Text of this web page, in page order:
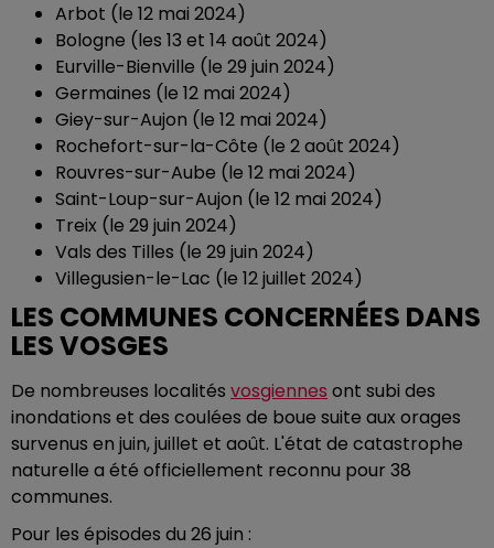
Arbot (le 12 mai 2024)
Bologne (les 13 et 14 août 2024)
Eurville-Bienville (le 29 juin 2024)
Germaines (le 12 mai 2024)
Giey-sur-Aujon (le 12 mai 2024)
Rochefort-sur-la-Côte (le 2 août 2024)
Rouvres-sur-Aube (le 12 mai 2024)
Saint-Loup-sur-Aujon (le 12 mai 2024)
Treix (le 29 juin 2024)
Vals des Tilles (le 29 juin 2024)
Villegusien-le-Lac (le 12 juillet 2024)
LES COMMUNES CONCERNÉES DANS
LES VOSGES
De nombreuses localités vosgiennes ont subi des
inondations et des coulées de boue suite aux orages
survenus en juin, juillet et août. L'état de catastrophe
naturelle a été officiellement reconnu pour 38
communes.
Pour les épisodes du 26 juin :